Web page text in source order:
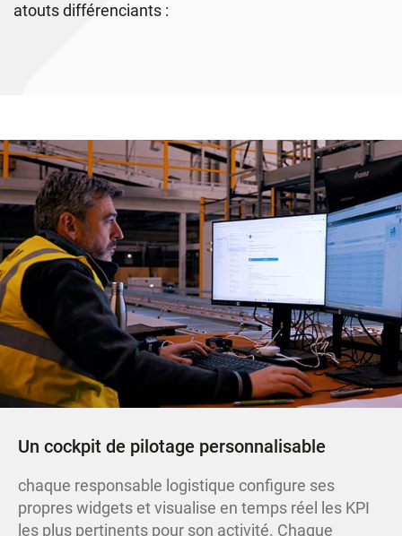
atouts différenciants :
Un cockpit de pilotage personnalisable
chaque responsable logistique configure ses
propres widgets et visualise en temps réel les KPI
les plus pertinents pour son activité. Chaque